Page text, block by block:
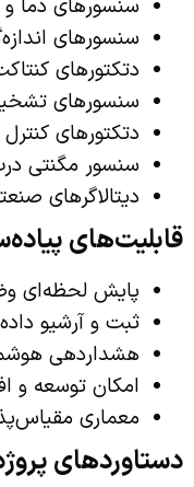
سنسورهای دما و
سنسورهای
دتکتورهای
سنسورهای
دتکتورهای
سنسور مگنتی
دیتالاگرهای
قابلیت‌های
پایش لحظه‌ای
ثبت و آرشیو
هشداردهی
امکان توسعه و
معماری
دستاوردهای